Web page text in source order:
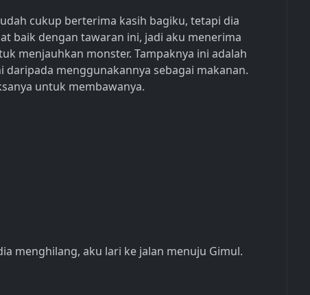
cukup berterima kasih bagiku, tetapi dia
baik dengan tawaran ini, jadi aku menerima
menjauhkan monster. Tampaknya ini adalah
menggunakannya sebagai makanan.
untuk membawanya.
menghilang, aku lari ke jalan menuju Gimul.